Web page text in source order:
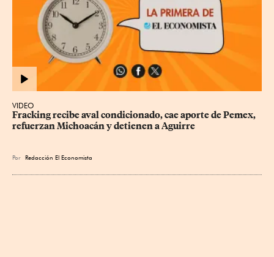
VIDEO
Fracking recibe aval condicionado, cae aporte de Pemex,
refuerzan Michoacán y detienen a Aguirre
Por Redacción El Economista